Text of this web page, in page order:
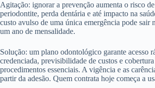
Agitação: ignorar a prevenção aumenta o risco
periodontite, perda dentária e até impacto na
custo avulso de uma única emergência pode sair
um ano de mensalidade.
Solução: um plano odontológico garante acesso
credenciada, previsibilidade de custos e cobertura
procedimentos essenciais. A vigência e as
partir da adesão. Quem contrata hoje começa a